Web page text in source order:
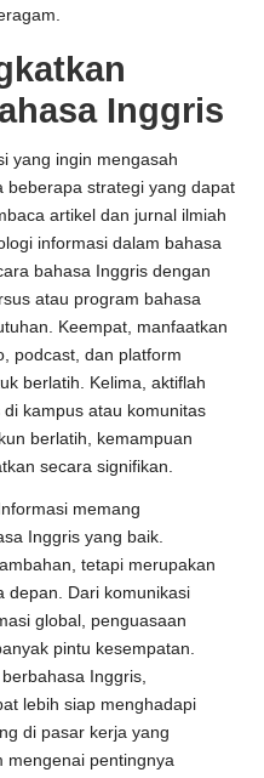
Inggris
yang ingin mengasah
beberapa strategi yang dapat
artikel dan jurnal ilmiah
informasi dalam bahasa
bahasa Inggris dengan
atau program bahasa
Keempat, manfaatkan
podcast, dan platform
berlatih. Kelima, aktiflah
kampus atau komunitas
berlatih, kemampuan
secara signifikan.
memang
Inggris yang baik.
tetapi merupakan
depan. Dari komunikasi
global, penguasaan
pintu kesempatan.
Inggris,
lebih siap menghadapi
di pasar kerja yang
mengenai pentingnya